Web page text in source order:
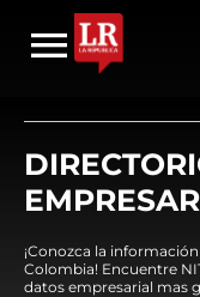
¡Conozca la
Colombia! Encuentre
datos empresarial mas